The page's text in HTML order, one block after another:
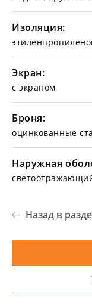
Изоляция:
Экран:
с экраном
Броня:
оцинкованные
Наружная
Назад в